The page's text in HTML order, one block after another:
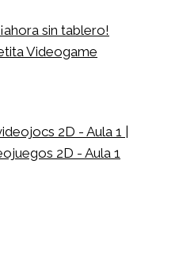
sin tablero!
Videogame
2D - Aula 1 |
2D - Aula 1